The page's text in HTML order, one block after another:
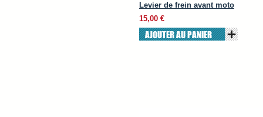
Levier de frein avant moto
15,00 €
AJOUTER AU PANIER